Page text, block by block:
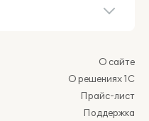
О сайте
О решениях 1С
Прайс-лист
Поддержка